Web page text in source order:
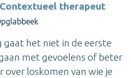
therapeut
gaat het niet in de eerste
met gevoelens of beter
loskomen van wie je